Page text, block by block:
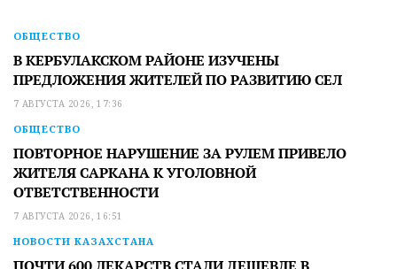
ОБЩЕСТВО
В КЕРБУЛАКСКОМ РАЙОНЕ ИЗУЧЕНЫ
ПРЕДЛОЖЕНИЯ ЖИТЕЛЕЙ ПО РАЗВИТИЮ СЕЛ
7 АВГУСТА 2026, 17:36
ОБЩЕСТВО
ПОВТОРНОЕ НАРУШЕНИЕ ЗА РУЛЕМ ПРИВЕЛО
ЖИТЕЛЯ САРКАНА К УГОЛОВНОЙ
ОТВЕТСТВЕННОСТИ
7 АВГУСТА 2026, 16:51
НОВОСТИ КАЗАХСТАНА